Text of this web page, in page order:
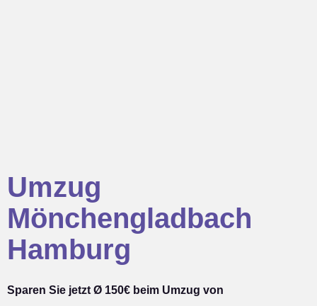
Umzug
Mönchengladbach
Hamburg
Sparen Sie jetzt Ø 150€ beim Umzug von